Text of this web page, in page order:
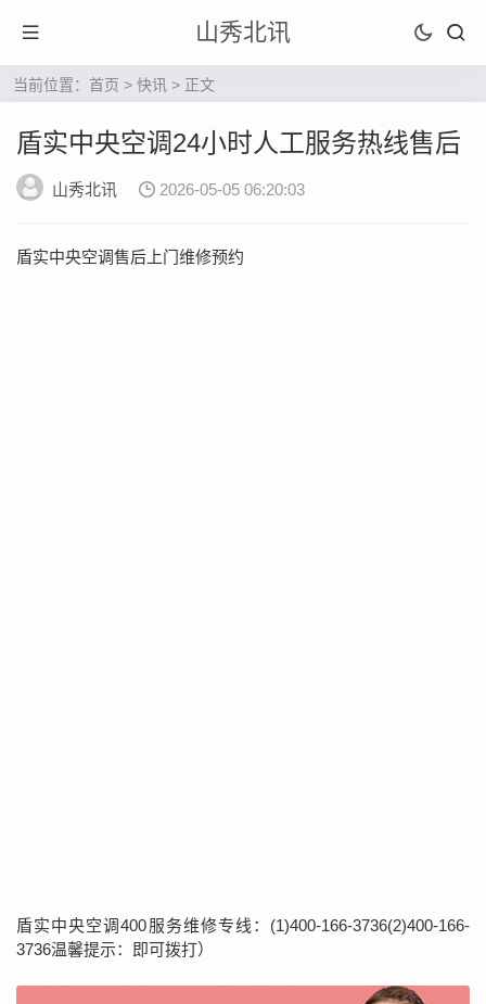
山秀北讯
当前位置： 首页 > 快讯 > 正文
盾实中央空调24小时人工服务热线售后
山秀北讯 2026-05-05 06:20:03
盾实中央空调售后上门维修预约
盾实中央空调400服务维修专线：(1)400-166-3736(2)400-166-
3736温馨提示：即可拨打）